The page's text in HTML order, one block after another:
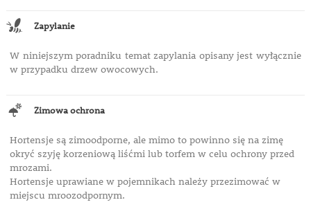
Zapylanie
W niniejszym poradniku temat zapylania opisany jest wyłącznie
w przypadku drzew owocowych.
Zimowa ochrona
Hortensje są zimoodporne, ale mimo to powinno się na zimę
okryć szyję korzeniową liśćmi lub torfem w celu ochrony przed
mrozami.
Hortensje uprawiane w pojemnikach należy przezimować w
miejscu mroozodpornym.